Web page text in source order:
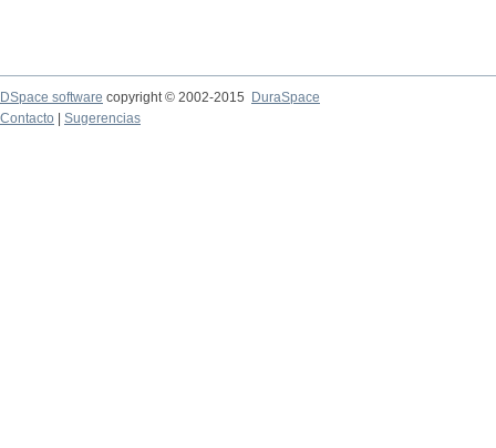
DSpace software copyright © 2002-2015
DuraSpace
Contacto
Sugerencias